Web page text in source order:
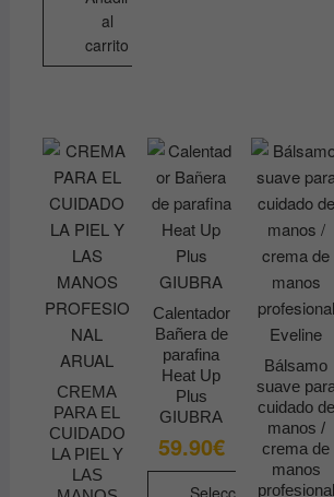
al
carrito
elegir
en
la
página
de
CREMA
PARA EL
CUIDADO
LA PIEL Y
LAS
Calentador
Bañera de
parafina
Heat Up
Plus
GIUBRA
59.90€
Bálsamo
suave para
cuidado de
manos /
crema de
manos
profesional